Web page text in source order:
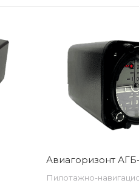
Авиагоризонт
Пилотажно-